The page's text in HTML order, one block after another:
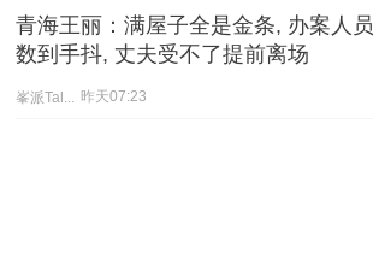
青海王丽：满屋子全是金条, 办案人员
数到手抖, 丈夫受不了提前离场
峯派Tal... 昨天07:23